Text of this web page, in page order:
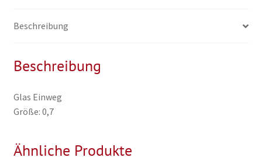
Beschreibung
Beschreibung
Glas Einweg
Größe: 0,7
Ähnliche Produkte